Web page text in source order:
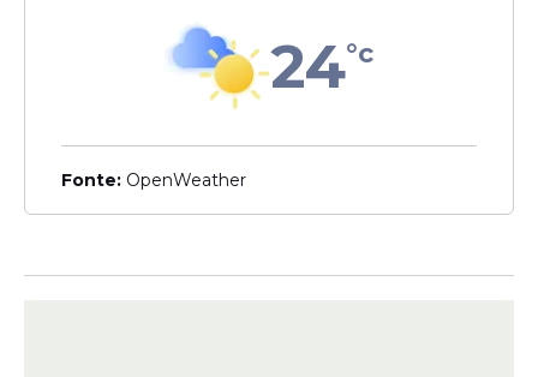
também inclui vagas para
profissionais de
nível superiorem diversas
especialidades da área da saúde. Entre as
funções disponíveis estão:
24°c
Fonte: OpenWeather